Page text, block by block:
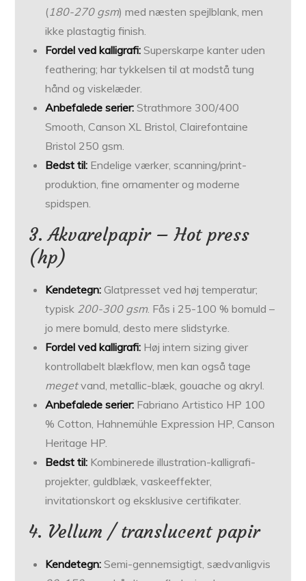
(180-270 gsm) med næsten spejlblank, men
ikke plast­agtig finish.
Fordel ved kalligrafi: Super­skarpe kanter uden
feathering; har tykkelsen til at modstå tung
hånd og viskelæder.
Anbefalede serier: Strathmore 300/400
Smooth, Canson XL Bristol, Clairefontaine
Bristol 250 gsm.
Bedst til: Endelige værker, scanning/print­
produktion, fine ornamenter og moderne
spidspen.
3. Akvarelpapir – Hot press
(hp)
Kendetegn: Glatpresset ved høj temperatur;
typisk 200-300 gsm. Fås i 25-100 % bomuld –
jo mere bomuld, desto mere slidstyrke.
Fordel ved kalligrafi: Høj intern sizing giver
kontrollabelt blækflow, men kan også tage
megetvand, metallic-blæk, gouache og akryl.
Anbefalede serier: Fabriano Artistico HP 100
% Cotton, Hahnemühle Expression HP, Canson
Heritage HP.
Bedst til: Kombinerede illustration-kalligrafi-
projekter, guldblæk, vaskeeffekter,
invitationskort og eksklusive certifikater.
4. Vellum / translucent papir
Kendetegn: Semi-gennemsigtigt, sædvanligvis